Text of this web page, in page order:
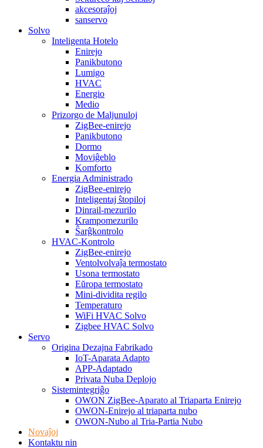
akcesoraĵoj
sanservo
Solvo
Inteligenta Hotelo
Enirejo
Panikbutono
Lumigo
HVAC
Energio
Medio
Prizorgo de Maljunuloj
ZigBee-enirejo
Panikbutono
Dormo
Moviĝeblo
Komforto
Energia Administrado
ZigBee-enirejo
Inteligentaj ŝtopiloj
Dinrail-mezurilo
Krampomezurilo
Ŝarĝkontrolo
HVAC-Kontrolo
ZigBee-enirejo
Ventolvolvaĵa termostato
Usona termostato
Eŭropa termostato
Mini-dividita regilo
Temperaturo
WiFi HVAC Solvo
Zigbee HVAC Solvo
Servo
Origina Dezajna Fabrikado
IoT-Aparata Adapto
APP-Adaptado
Privata Nuba Deplojo
Sistemintegriĝo
OWON ZigBee-Aparato al Triaparta Enirejo
OWON-Enirejo al triaparta nubo
OWON-Nubo al Tria-Partia Nubo
Novaĵoj
Kontaktu nin